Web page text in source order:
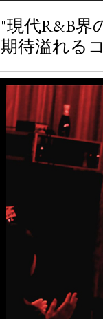
"現代R&B界
期待溢れる